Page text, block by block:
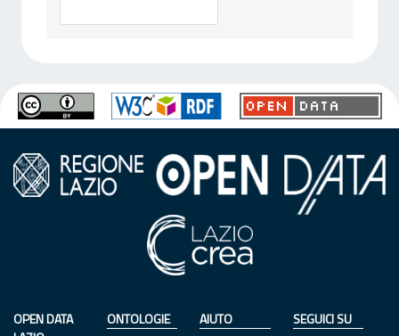
OPEN DATA
ONTOLOGIE AIUTO SEGUICI SU